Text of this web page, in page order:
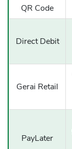
QR Code
Direct Debit
Gerai Retail
PayLater